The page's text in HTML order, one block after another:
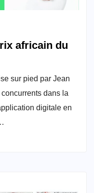
africain du
sur pied par Jean
dans la
digitale en